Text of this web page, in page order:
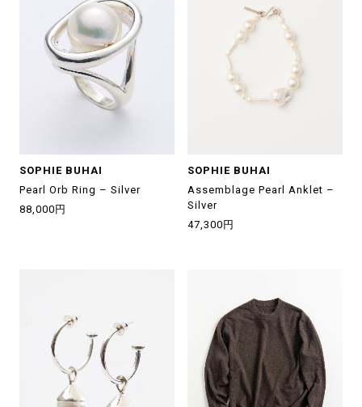
SOPHIE BUHAI
Pearl Orb Ring – Silver
88,000円
SOPHIE BUHAI
Assemblage Pearl Anklet –
Silver
47,300円